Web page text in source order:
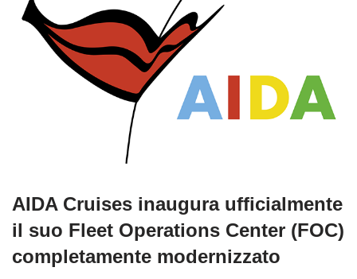
AIDA Cruises inaugura ufficialmente
il suo Fleet Operations Center (FOC)
completamente modernizzato